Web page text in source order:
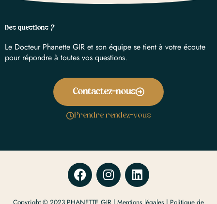
Des questions ?
Le Docteur Phanette GIR et son équipe se tient à votre écoute
pour répondre à toutes vos questions.
Contactez-nous
Prendre rendez-vous
F
a
I
n
L
i
Copyright © 2023 PHANETTE GIR | Mentions légales | Politique de